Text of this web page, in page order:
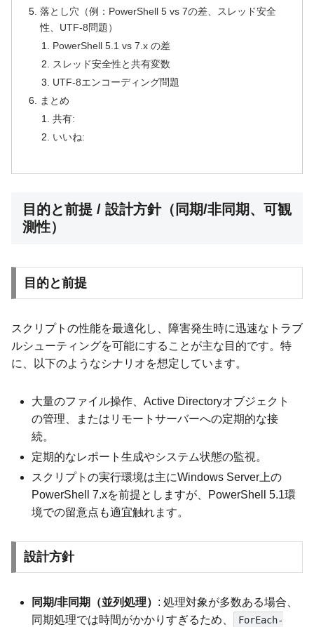
落とし穴（例：PowerShell 5 vs 7の差、スレッド安全
性、UTF-8問題）
PowerShell 5.1 vs 7.x の差
スレッド安全性と共有変数
UTF-8エンコーディング問題
まとめ
共有:
いいね:
目的と前提 / 設計方針（同期/非同期、可観
測性）
目的と前提
スクリプトの性能を最適化し、障害発生時に迅速なトラブ
ルシューティングを可能にすることが主な目的です。特
に、以下のようなシナリオを想定しています。
大量のファイル操作、Active Directoryオブジェクト
の管理、またはリモートサーバーへの定期的な接
続。
定期的なレポート生成やシステム状態の監視。
スクリプトの実行環境は主にWindows Server上の
PowerShell 7.xを前提としますが、PowerShell 5.1環
境での留意点も適宜触れます。
設計方針
同期/非同期（並列処理） : 処理対象が多数ある場合、
同期処理では時間がかかりすぎるため、
ForEach-